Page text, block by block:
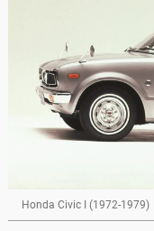
Honda Civic I (1972-1979)